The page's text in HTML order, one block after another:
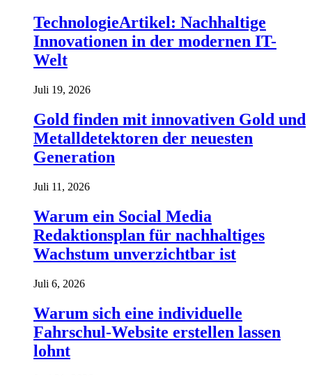
TechnologieArtikel: Nachhaltige
Innovationen in der modernen IT-
Welt
Juli 19, 2026
Gold finden mit innovativen Gold und
Metalldetektoren der neuesten
Generation
Juli 11, 2026
Warum ein Social Media
Redaktionsplan für nachhaltiges
Wachstum unverzichtbar ist
Juli 6, 2026
Warum sich eine individuelle
Fahrschul-Website erstellen lassen
lohnt